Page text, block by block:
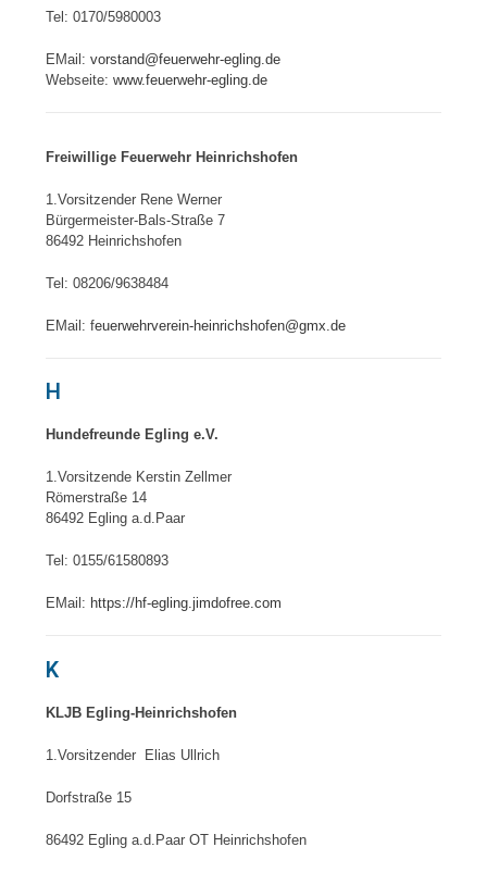
Tel: 0170/5980003
EMail:vorstand@feuerwehr-egling.de
Webseite:www.feuerwehr-egling.de
Freiwillige Feuerwehr Heinrichshofen
1.Vorsitzender Rene Werner
Bürgermeister-Bals-Straße 7
86492 Heinrichshofen
Tel: 08206/9638484
EMail: feuerwehrverein-heinrichshofen@gmx.de
H
Hundefreunde Egling e.V.
1.Vorsitzende Kerstin Zellmer
Römerstraße 14
86492 Egling a.d.Paar
Tel: 0155/61580893
EMail: https://hf-egling.jimdofree.com
K
KLJB Egling-Heinrichshofen
1.Vorsitzender Elias Ullrich
Dorfstraße 15
86492 Egling a.d.Paar OT Heinrichshofen